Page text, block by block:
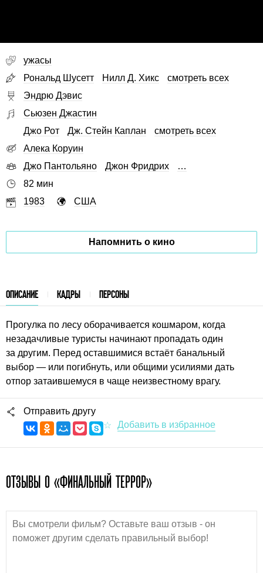
ужасы
Рональд Шусетт
Нилл Д. Хикс
смотреть всех
Эндрю Дэвис
Сьюзен Джастин
Джо Рот
Дж. Стейн Каплан
смотреть всех
Алека Коруин
Джо Пантольяно
Джон Фридрих
…
82 мин
1983
США
Напомнить о кино
ОПИСАНИЕ КАДРЫ ПЕРСОНЫ
Прогулка по лесу оборачивается кошмаром, когда
незадачливые туристы начинают пропадать один
за другим. Перед оставшимися встаёт банальный
выбор — или погибнуть, или общими усилиями дать
отпор затаившемуся в чаще неизвестному врагу.
Отправить другу
ОТЗЫВЫ О «ФИНАЛЬНЫЙ ТЕРРОР»